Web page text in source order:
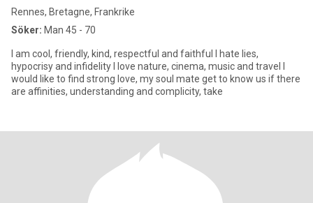
Rennes, Bretagne, Frankrike
Söker: Man 45 - 70
I am cool, friendly, kind, respectful and faithful I hate lies,
hypocrisy and infidelity I love nature, cinema, music and travel I
would like to find strong love, my soul mate get to know us if there
are affinities, understanding and complicity, take